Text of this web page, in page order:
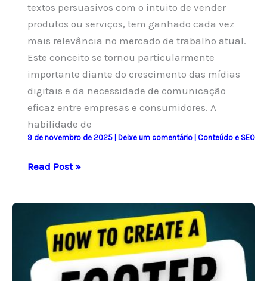
textos persuasivos com o intuito de vender
produtos ou serviços, tem ganhado cada vez
mais relevância no mercado de trabalho atual.
Este conceito se tornou particularmente
importante diante do crescimento das mídias
digitais e da necessidade de comunicação
eficaz entre empresas e consumidores. A
habilidade de
9 de novembro de 2025 Deixe um comentário Conteúdo e SEO
O
Read Post »